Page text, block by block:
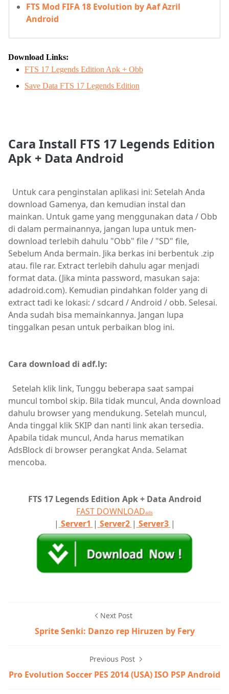
FTS Mod FIFA 18 Evolution by Aaf Azril
Android
Download Links:
FTS 17 Legends Edition Apk + Obb
Save Data FTS 17 Legends Edition
Cara Install FTS 17 Legends Edition
Apk + Data Android
Untuk cara penginstalan aplikasi ini: Setelah Anda
download Gamenya, dan kemudian instal dan
mainkan. Untuk game yang menggunakan data / Obb
di dalam permainannya, jangan lupa untuk men-
download terlebih dahulu "Obb" file / "SD" file,
Sebelum Anda bermain. Jika berkas ini berbentuk .zip
atau. file rar. Extract terlebih dahulu agar menjadi
format data. (Jika minta password, masukan saja:
adadroid.com). Kemudian pindahkan folder yang di
extract tadi ke lokasi: / sdcard / Android / obb. Selesai.
Anda sudah bisa memainkannya. Jangan lupa
tinggalkan pesan untuk perbaikan blog ini.
Cara download di adf.ly:
Setelah klik link, Tunggu beberapa saat sampai
muncul tombol skip. Bila tidak muncul, Anda download
dahulu browser yang mendukung. Setelah muncul,
Anda tinggal klik SKIP dan nanti link akan tersedia.
Apabila tidak muncul, Anda harus mematikan
AdsBlock di browser perangkat Anda. Selamat
mencoba.
FTS 17 Legends Edition Apk + Data Android
FAST DOWNLOADads
| Server1 | Server2 | Server3 |
Next Post
Sprite Senki: Danzo rep Hiruzen by Fery
Previous Post
Pro Evolution Soccer PES 2014 (USA) ISO PSP Android